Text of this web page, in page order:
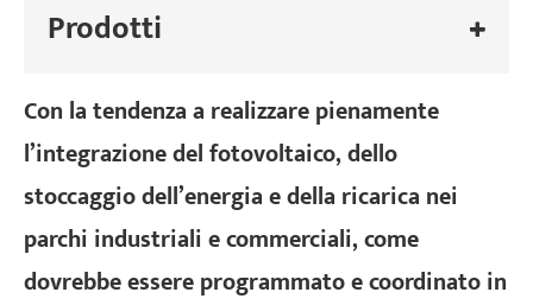
Prodotti
Con la tendenza a realizzare pienamente
l’integrazione del fotovoltaico, dello
stoccaggio dell’energia e della ricarica nei
parchi industriali e commerciali, come
dovrebbe essere programmato e coordinato in